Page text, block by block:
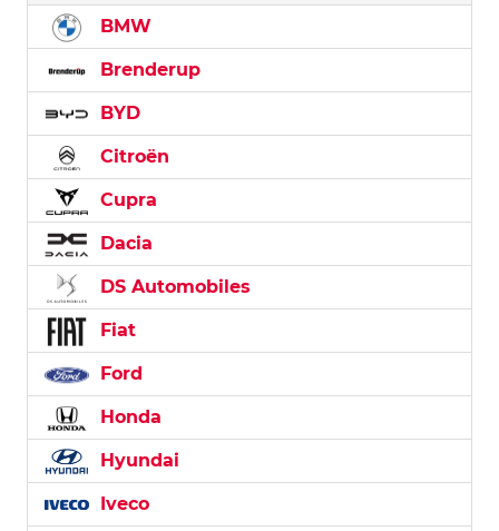
BMW
Brenderup
BYD
Citroën
Cupra
Dacia
DS Automobiles
Fiat
Ford
Honda
Hyundai
Iveco